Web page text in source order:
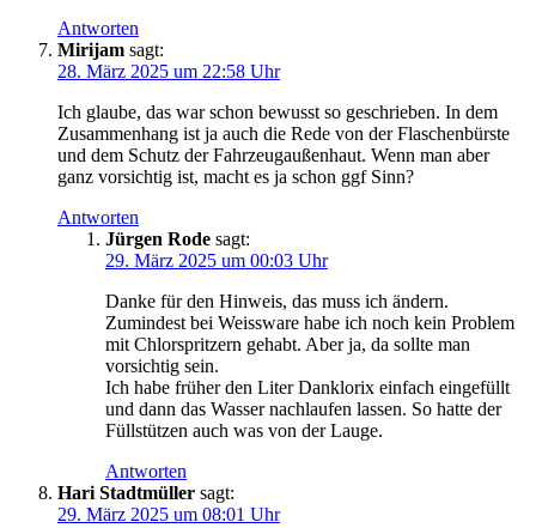
Antworten
Mirijam sagt:
28. März 2025 um 22:58 Uhr
Ich glaube, das war schon bewusst so geschrieben. In dem
Zusammenhang ist ja auch die Rede von der Flaschenbürste
und dem Schutz der Fahrzeugaußenhaut. Wenn man aber
ganz vorsichtig ist, macht es ja schon ggf Sinn?
Antworten
Jürgen Rode sagt:
29. März 2025 um 00:03 Uhr
Danke für den Hinweis, das muss ich ändern.
Zumindest bei Weissware habe ich noch kein Problem
mit Chlorspritzern gehabt. Aber ja, da sollte man
vorsichtig sein.
Ich habe früher den Liter Danklorix einfach eingefüllt
und dann das Wasser nachlaufen lassen. So hatte der
Füllstützen auch was von der Lauge.
Antworten
Hari Stadtmüller sagt:
29. März 2025 um 08:01 Uhr